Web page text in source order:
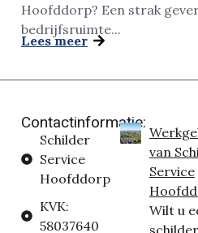
Hoofddorp? Een strak
bedrijfsruimte...
Lees meer
Contactinformatie:
Schilder
Service
Hoofddorp
KVK:
58037640
van
Service
Wilt u